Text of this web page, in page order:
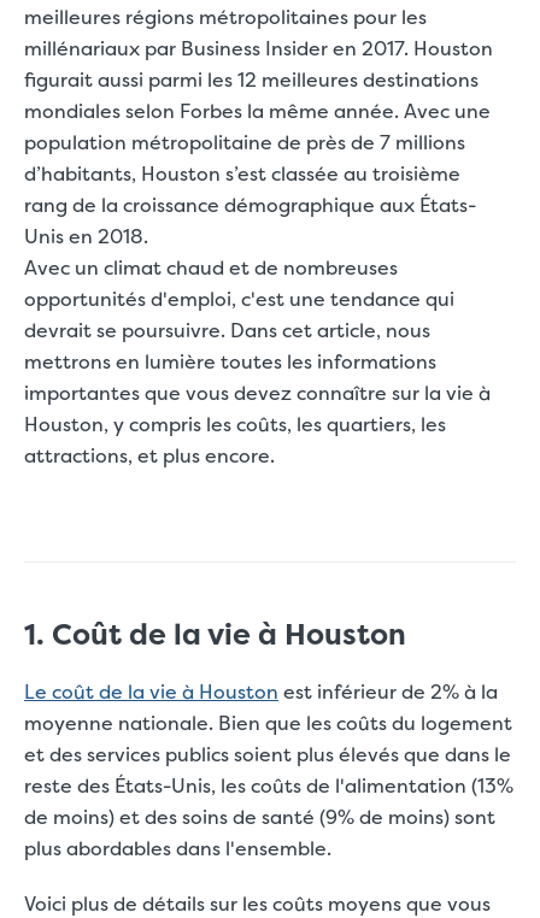
meilleures régions métropolitaines pour les
millénariaux par Business Insider en 2017. Houston
figurait aussi parmi les 12 meilleures destinations
mondiales selon Forbes la même année. Avec une
population métropolitaine de près de 7 millions
d’habitants, Houston s’est classée au troisième
rang de la croissance démographique aux États-
Unis en 2018.
Avec un climat chaud et de nombreuses
opportunités d'emploi, c'est une tendance qui
devrait se poursuivre. Dans cet article, nous
mettrons en lumière toutes les informations
importantes que vous devez connaître sur la vie à
Houston, y compris les coûts, les quartiers, les
attractions, et plus encore.
1. Coût de la vie à Houston
Le coût de la vie à Houston est inférieur de 2% à la
moyenne nationale. Bien que les coûts du logement
et des services publics soient plus élevés que dans le
reste des États-Unis, les coûts de l'alimentation (13%
de moins) et des soins de santé (9% de moins) sont
plus abordables dans l'ensemble.
Voici plus de détails sur les coûts moyens que vous